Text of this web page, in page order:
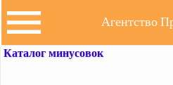
Агентство
Каталог минусовок